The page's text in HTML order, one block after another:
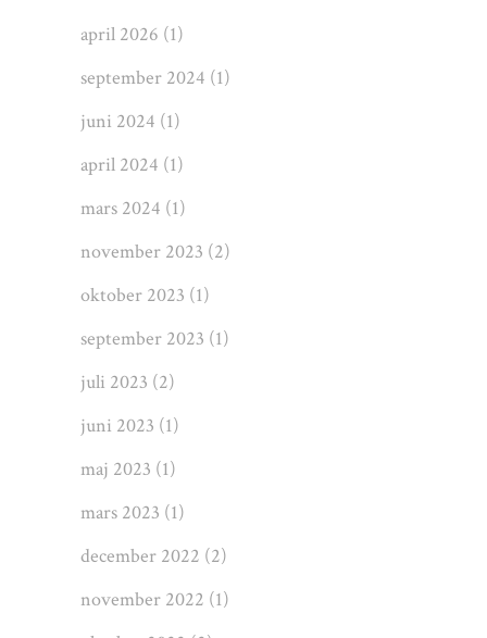
april 2026 (1)
september 2024 (1)
juni 2024 (1)
april 2024 (1)
mars 2024 (1)
november 2023 (2)
oktober 2023 (1)
september 2023 (1)
juli 2023 (2)
juni 2023 (1)
maj 2023 (1)
mars 2023 (1)
december 2022 (2)
november 2022 (1)